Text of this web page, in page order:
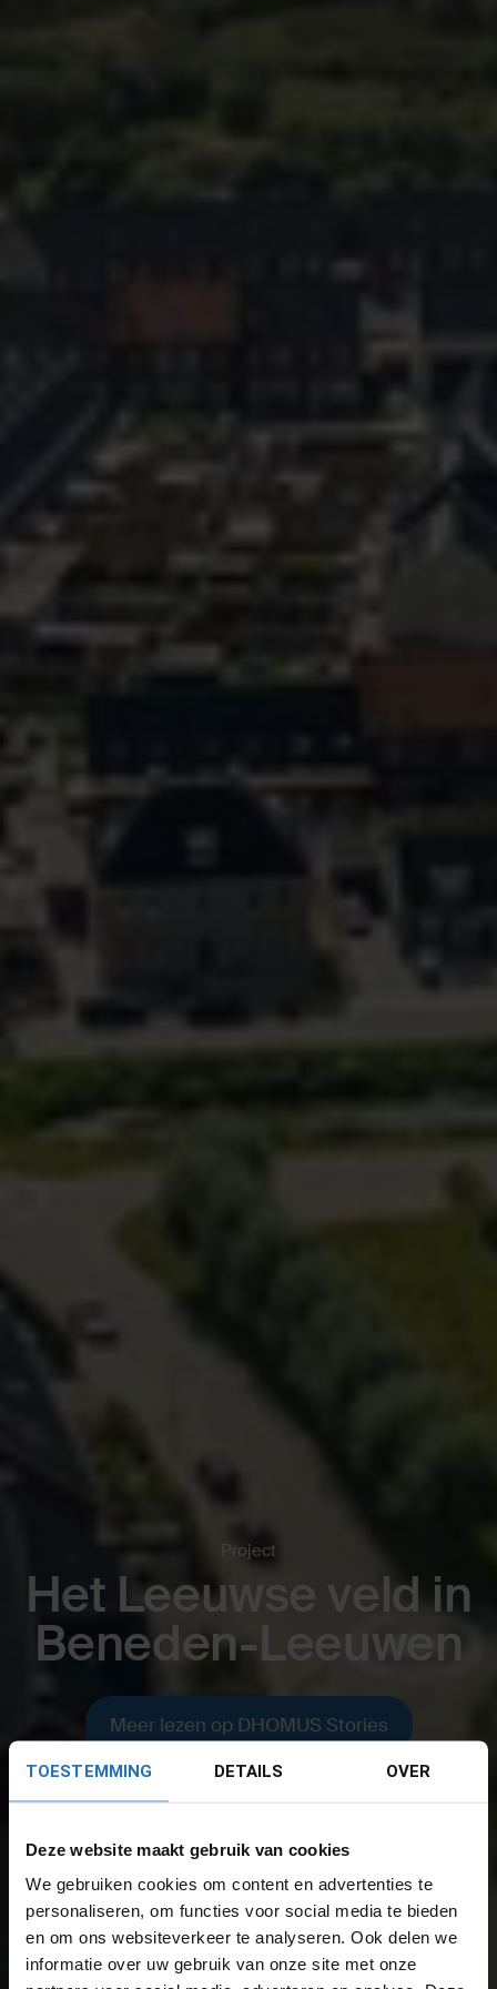
TOESTEMMING DETAILS OVER
Deze website maakt gebruik van cookies
We gebruiken cookies om content en advertenties te
personaliseren, om functies voor social media te bieden
en om ons websiteverkeer te analyseren. Ook delen we
informatie over uw gebruik van onze site met onze
Project
Het Leeuwse veld in
Beneden-Leeuwen
Meer lezen op DHOMUS Stories